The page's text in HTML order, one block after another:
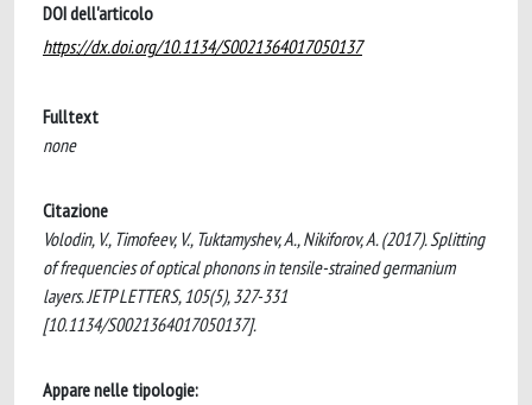
DOI dell'articolo
https://dx.doi.org/10.1134/S0021364017050137
Fulltext
none
Citazione
Volodin, V., Timofeev, V., Tuktamyshev, A., Nikiforov, A. (2017). Splitting
of frequencies of optical phonons in tensile-strained germanium
layers. JETP LETTERS, 105(5), 327-331
[10.1134/S0021364017050137].
Appare nelle tipologie: